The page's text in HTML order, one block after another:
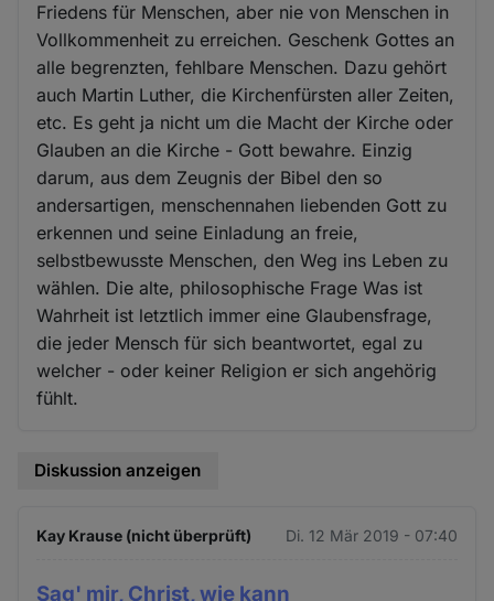
Friedens für Menschen, aber nie von Menschen in
Vollkommenheit zu erreichen. Geschenk Gottes an
alle begrenzten, fehlbare Menschen. Dazu gehört
auch Martin Luther, die Kirchenfürsten aller Zeiten,
etc. Es geht ja nicht um die Macht der Kirche oder
Glauben an die Kirche - Gott bewahre. Einzig
darum, aus dem Zeugnis der Bibel den so
andersartigen, menschennahen liebenden Gott zu
erkennen und seine Einladung an freie,
selbstbewusste Menschen, den Weg ins Leben zu
wählen. Die alte, philosophische Frage Was ist
Wahrheit ist letztlich immer eine Glaubensfrage,
die jeder Mensch für sich beantwortet, egal zu
welcher - oder keiner Religion er sich angehörig
fühlt.
Diskussion anzeigen
Kay Krause (nicht überprüft) Di. 12 Mär 2019 - 07:40
Sag' mir, Christ, wie kann